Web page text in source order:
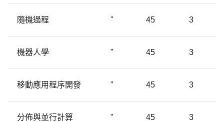
隨機過程 " 45 3
機器人學 " 45 3
移動應用程序開發 " 45 3
分佈與並行計算 " 45 3